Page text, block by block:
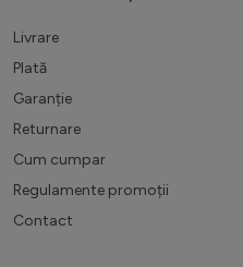
Livrare
Plată
Garanție
Returnare
Cum cumpar
Regulamente promoții
Contact